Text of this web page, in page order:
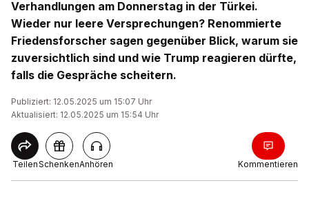
Verhandlungen am Donnerstag in der Türkei.
Wieder nur leere Versprechungen? Renommierte
Friedensforscher sagen gegenüber Blick, warum sie
zuversichtlich sind und wie Trump reagieren dürfte,
falls die Gespräche scheitern.
Publiziert: 12.05.2025 um 15:07 Uhr
Aktualisiert: 12.05.2025 um 15:54 Uhr
TeilenSchenkenAnhören Kommentieren